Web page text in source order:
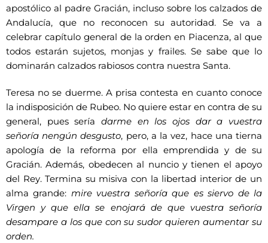
apostólico al padre Gracián, incluso sobre los calzados de
Andalucía, que no reconocen su autoridad. Se va a
celebrar capítulo general de la orden en Piacenza, al que
todos estarán sujetos, monjas y frailes. Se sabe que lo
dominarán calzados rabiosos contra nuestra Santa.
Teresa no se duerme. A prisa contesta en cuanto conoce
la indisposición de Rubeo. No quiere estar en contra de su
general, pues sería darme en los ojos dar a vuestra
señoría nengún desgusto, pero, a la vez, hace una tierna
apología de la reforma por ella emprendida y de su
Gracián. Además, obedecen al nuncio y tienen el apoyo
del Rey. Termina su misiva con la libertad interior de un
alma grande: mire vuestra señoría que es siervo de la
Virgen y que ella se enojará de que vuestra señoría
desampare a los que con su sudor quieren aumentar su
orden.